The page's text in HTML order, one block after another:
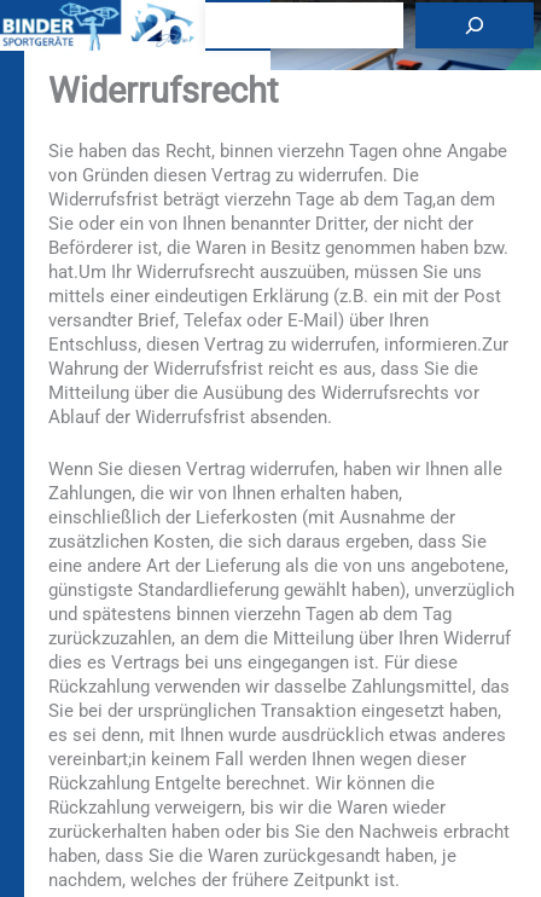
Inhalt
Widerrufsrecht
Sie haben das Recht, binnen vierzehn Tagen ohne Angabe
von Gründen diesen Vertrag zu widerrufen. Die
Widerrufsfrist beträgt vierzehn Tage ab dem Tag,an dem
Sie oder ein von Ihnen benannter Dritter, der nicht der
Beförderer ist, die Waren in Besitz genommen haben bzw.
hat.Um Ihr Widerrufsrecht auszuüben, müssen Sie uns
mittels einer eindeutigen Erklärung (z.B. ein mit der Post
versandter Brief, Telefax oder E-Mail) über Ihren
Entschluss, diesen Vertrag zu widerrufen, informieren.Zur
Wahrung der Widerrufsfrist reicht es aus, dass Sie die
Mitteilung über die Ausübung des Widerrufsrechts vor
Ablauf der Widerrufsfrist absenden.
Wenn Sie diesen Vertrag widerrufen, haben wir Ihnen alle
Zahlungen, die wir von Ihnen erhalten haben,
einschließlich der Lieferkosten (mit Ausnahme der
zusätzlichen Kosten, die sich daraus ergeben, dass Sie
eine andere Art der Lieferung als die von uns angebotene,
günstigste Standardlieferung gewählt haben), unverzüglich
und spätestens binnen vierzehn Tagen ab dem Tag
zurückzuzahlen, an dem die Mitteilung über Ihren Widerruf
dies es Vertrags bei uns eingegangen ist. Für diese
Rückzahlung verwenden wir dasselbe Zahlungsmittel, das
Sie bei der ursprünglichen Transaktion eingesetzt haben,
es sei denn, mit Ihnen wurde ausdrücklich etwas anderes
vereinbart;in keinem Fall werden Ihnen wegen dieser
Rückzahlung Entgelte berechnet. Wir können die
Rückzahlung verweigern, bis wir die Waren wieder
zurückerhalten haben oder bis Sie den Nachweis erbracht
haben, dass Sie die Waren zurückgesandt haben, je
nachdem, welches der frühere Zeitpunkt ist.